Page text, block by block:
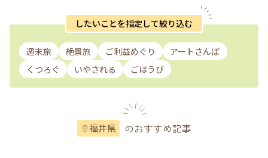
したいことを指定して絞り込む
週末旅 絶景旅 ご利益めぐり
アートさんぽ
くつろぐ
いやされる ごほうび
福井県 のおすすめ記事